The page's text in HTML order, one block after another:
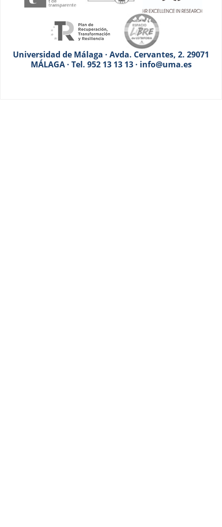
Universidad de Málaga · Avda. Cervantes, 2. 29071
MÁLAGA · Tel. 952 13 13 13 · info@uma.es